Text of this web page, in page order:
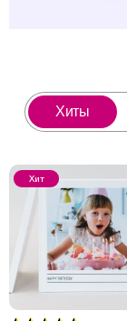
Хиты
Хит